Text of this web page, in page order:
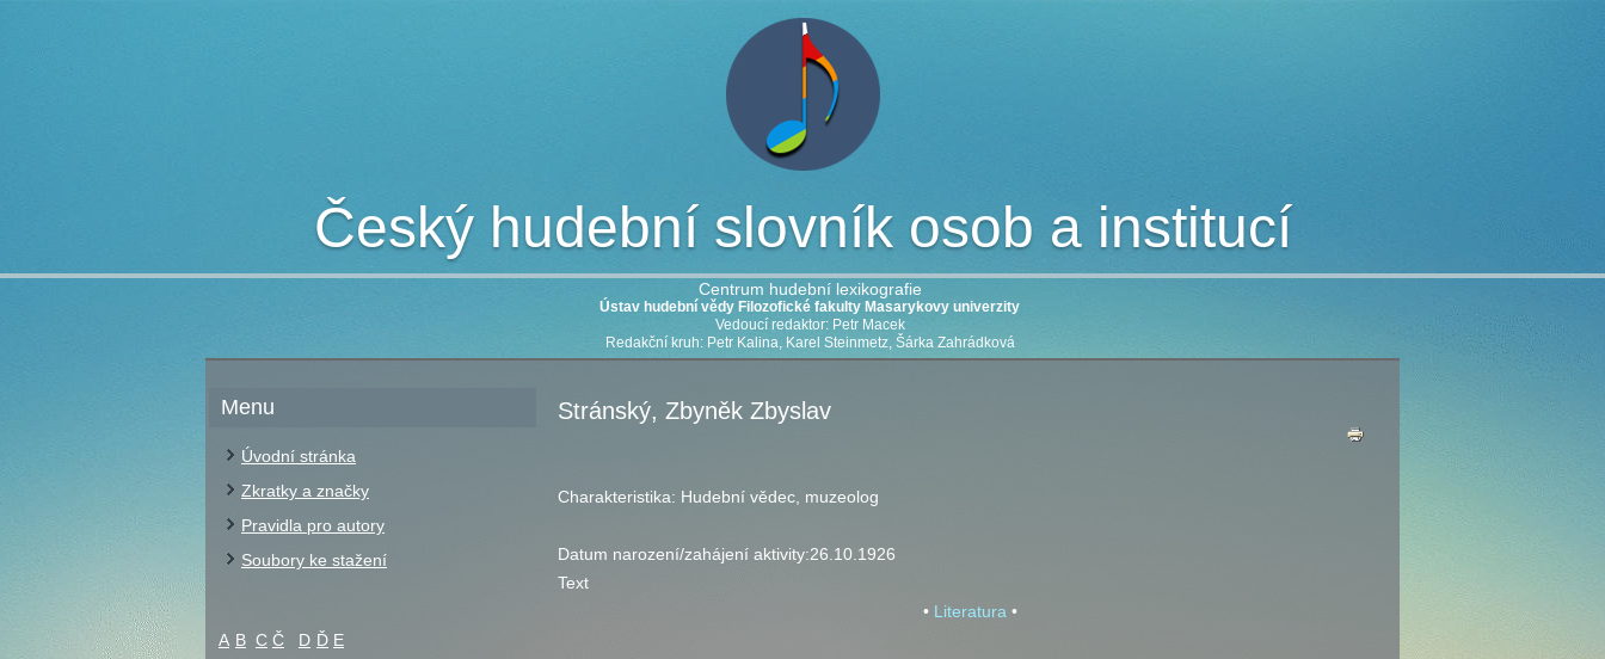
Český hudební slovník osob a institucí
Centrum hudební lexikografie
Ústav hudební vědy Filozofické fakulty Masarykovy univerzity
Vedoucí redaktor: Petr Macek
Redakční kruh: Petr Kalina, Karel Steinmetz, Šárka Zahrádková
Menu
Úvodní stránka
Zkratky a značky
Pravidla pro autory
Soubory ke stažení
A B C Č D Ď E
Stránský, Zbyněk Zbyslav
Charakteristika: Hudební vědec, muzeolog
Datum narození/zahájení aktivity:26.10.1926
Text
• Literatura •